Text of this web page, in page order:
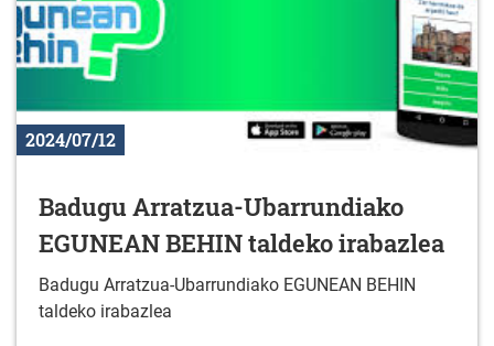
2024/07/12
Badugu Arratzua-Ubarrundiako
EGUNEAN BEHIN taldeko irabazlea
Badugu Arratzua-Ubarrundiako EGUNEAN BEHIN
taldeko irabazlea